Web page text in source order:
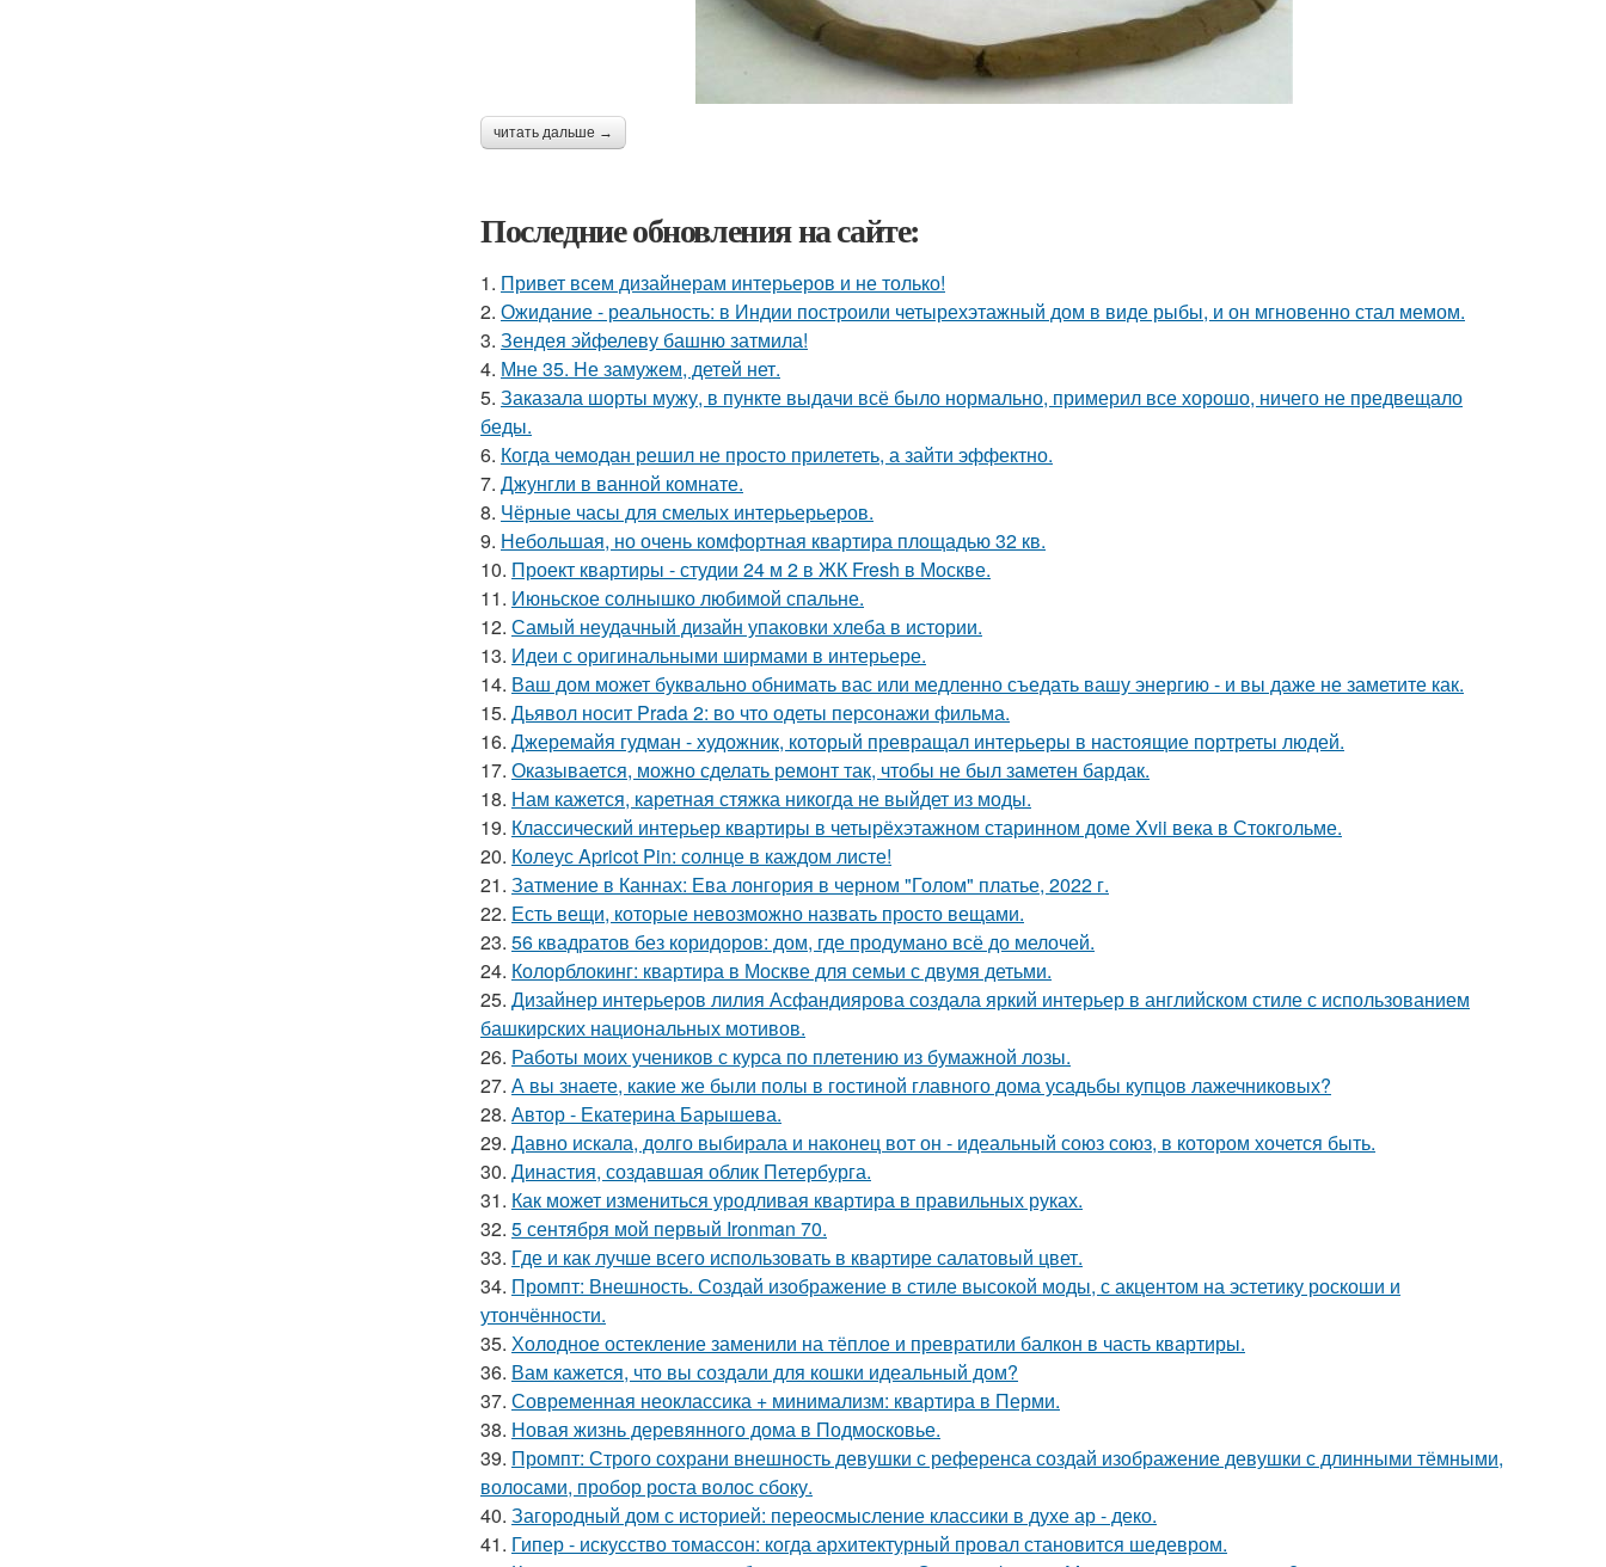
читать дальше →
Последние обновления на сайте:
1. Привет всем дизайнерам интерьеров и не только!
2. Ожидание - реальность: в Индии построили четырехэтажный дом в виде рыбы, и он мгновенно стал мемом.
3. Зендея эйфелеву башню затмила!
4. Мне 35. Не замужем, детей нет.
5. Заказала шорты мужу, в пункте выдачи всё было нормально, примерил все хорошо, ничего не предвещало
беды.
6. Когда чемодан решил не просто прилететь, а зайти эффектно.
7. Джунгли в ванной комнате.
8. Чёрные часы для смелых интерьерьеров.
9. Небольшая, но очень комфортная квартира площадью 32 кв.
10. Проект квартиры - студии 24 м 2 в ЖК Fresh в Москве.
11. Июньское солнышко любимой спальне.
12. Самый неудачный дизайн упаковки хлеба в истории.
13. Идеи с оригинальными ширмами в интерьере.
14. Ваш дом может буквально обнимать вас или медленно съедать вашу энергию - и вы даже не заметите как.
15. Дьявол носит Prada 2: во что одеты персонажи фильма.
16. Джеремайя гудман - художник, который превращал интерьеры в настоящие портреты людей.
17. Оказывается, можно сделать ремонт так, чтобы не был заметен бардак.
18. Нам кажется, каретная стяжка никогда не выйдет из моды.
19. Классический интерьер квартиры в четырёхэтажном старинном доме Xvii века в Стокгольме.
20. Колеус Apricot Pin: солнце в каждом листе!
21. Затмение в Каннах: Ева лонгория в черном "Голом" платье, 2022 г.
22. Есть вещи, которые невозможно назвать просто вещами.
23. 56 квадратов без коридоров: дом, где продумано всё до мелочей.
24. Колорблокинг: квартира в Москве для семьи с двумя детьми.
25. Дизайнер интерьеров лилия Асфандиярова создала яркий интерьер в английском стиле с использованием
башкирских национальных мотивов.
26. Работы моих учеников с курса по плетению из бумажной лозы.
27. А вы знаете, какие же были полы в гостиной главного дома усадьбы купцов лажечниковых?
28. Автор - Екатерина Барышева.
29. Давно искала, долго выбирала и наконец вот он - идеальный союз союз, в котором хочется быть.
30. Династия, создавшая облик Петербурга.
31. Как может измениться уродливая квартира в правильных руках.
32. 5 сентября мой первый Ironman 70.
33. Где и как лучше всего использовать в квартире салатовый цвет.
34. Промпт: Внешность. Создай изображение в стиле высокой моды, с акцентом на эстетику роскоши и
утончённости.
35. Холодное остекление заменили на тёплое и превратили балкон в часть квартиры.
36. Вам кажется, что вы создали для кошки идеальный дом?
37. Современная неоклассика + минимализм: квартира в Перми.
38. Новая жизнь деревянного дома в Подмосковье.
39. Промпт: Строго сохрани внешность девушки с референса создай изображение девушки с длинными тёмными,
волосами, пробор роста волос сбоку.
40. Загородный дом с историей: переосмысление классики в духе ар - деко.
41. Гипер - искусство томассон: когда архитектурный провал становится шедевром.